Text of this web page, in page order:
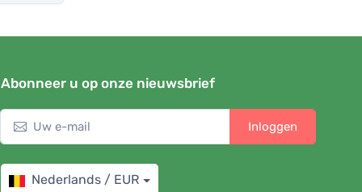
Abonneer u op onze nieuwsbrief
Inloggen
Nederlands / EUR